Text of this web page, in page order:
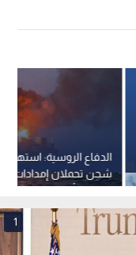
الدفاع الروسية:
شحن تحملان إمدادات
سواحل أوديسا
1